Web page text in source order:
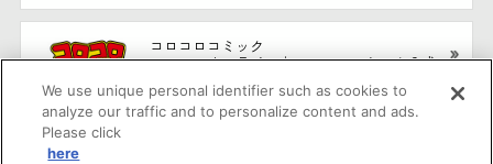
コロコロコミック
コロコロオンライン｜コロコロコミック公式
We use unique personal identifier such as cookies to
analyze our traffic and to personalize content and ads.
Please click
here